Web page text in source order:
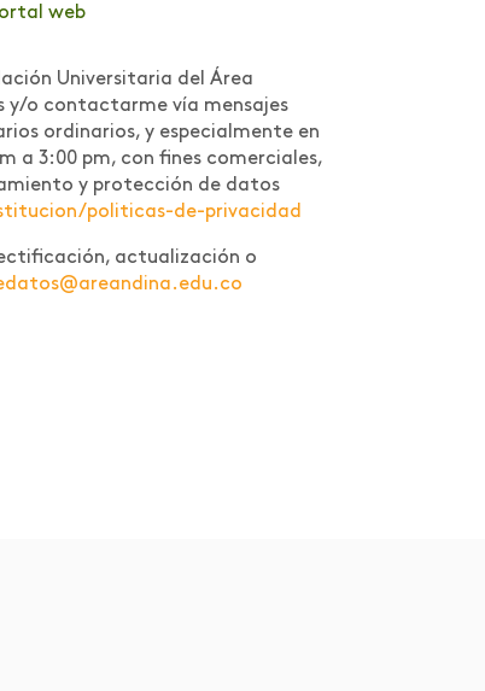
web
Universitaria del Área
y/o contactarme vía mensajes
ordinarios, y especialmente en
a 3:00 pm, con fines comerciales,
y protección de datos
politicas-de-privacidad
actualización o